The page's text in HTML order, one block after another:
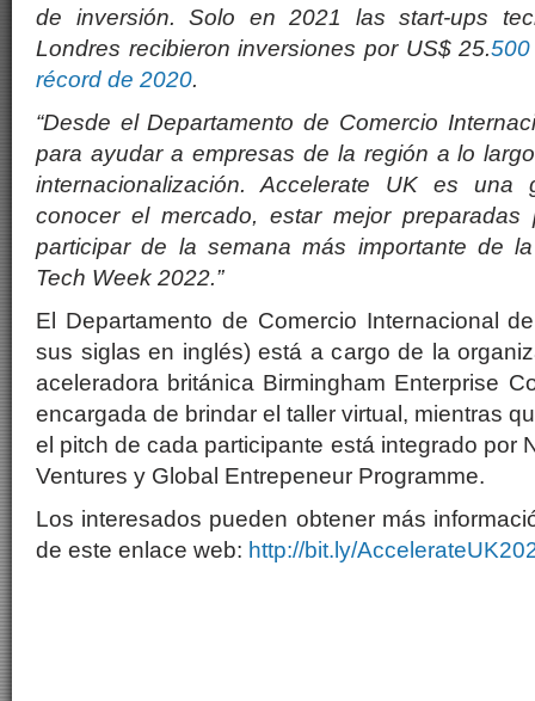
de inversión. Solo en 2021 las start-ups
Londres recibieron inversiones por US$ 25.
récord de 2020.
“Desde el Departamento de Comercio
para ayudar a empresas de la región a lo
internacionalización. Accelerate UK es una
conocer el mercado, estar mejor
participar de la semana más importante de
Tech Week 2022.”
El Departamento de Comercio Internacional
sus siglas en inglés) está a cargo de la
aceleradora británica Birmingham Enterprise
encargada de brindar el taller virtual, mientras
el pitch de cada participante está integrado por
Ventures y Global Entrepeneur Programme.
Los interesados pueden obtener más
de este enlace web: http://bit.ly/